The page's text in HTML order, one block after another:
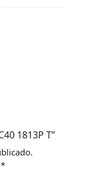
1813P T”
*